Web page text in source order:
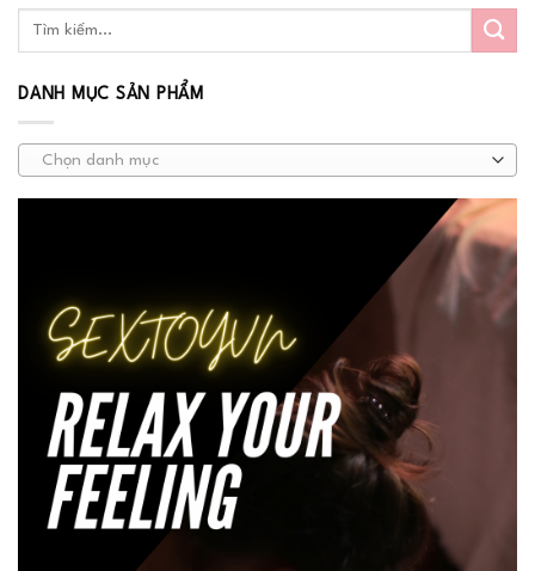
DANH MỤC SẢN PHẨM
Chọn danh mục